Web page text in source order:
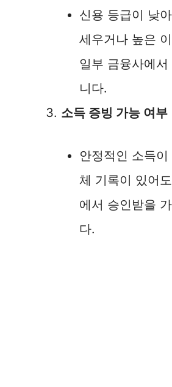
신용 등급이 낮
세우거나 높은
일부 금융사에
니다.
소득 증빙 가능 여부
안정적인 소득
체 기록이 있어
에서 승인받을
다.